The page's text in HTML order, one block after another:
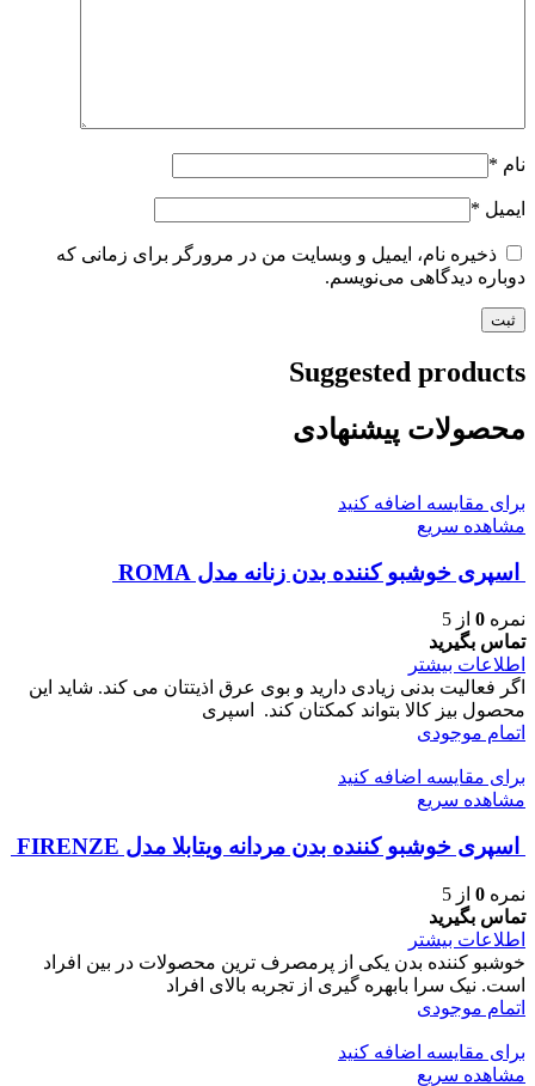
نام *
ایمیل *
ذخیره نام، ایمیل و وبسایت من در مرورگر برای زمانی که
دوباره دیدگاهی می‌نویسم.
Suggested products
محصولات پیشنهادی
برای مقایسه اضافه کنید
مشاهده سریع
اسپری خوشبو کننده بدن زنانه مدل ROMA
نمره 0 از 5
تماس بگیرید
اطلاعات بیشتر
اگر فعالیت بدنی زیادی دارید و بوی عرق اذیتتان می کند. شاید این
محصول بیز کالا بتواند کمکتان کند. اسپری
اتمام موجودی
برای مقایسه اضافه کنید
مشاهده سریع
اسپری خوشبو کننده بدن مردانه ویتابلا مدل FIRENZE
نمره 0 از 5
تماس بگیرید
اطلاعات بیشتر
خوشبو کننده بدن یکی از پرمصرف ترین محصولات در بین افراد
است. نیک سرا بابهره گیری از تجربه بالای افراد
اتمام موجودی
برای مقایسه اضافه کنید
مشاهده سریع